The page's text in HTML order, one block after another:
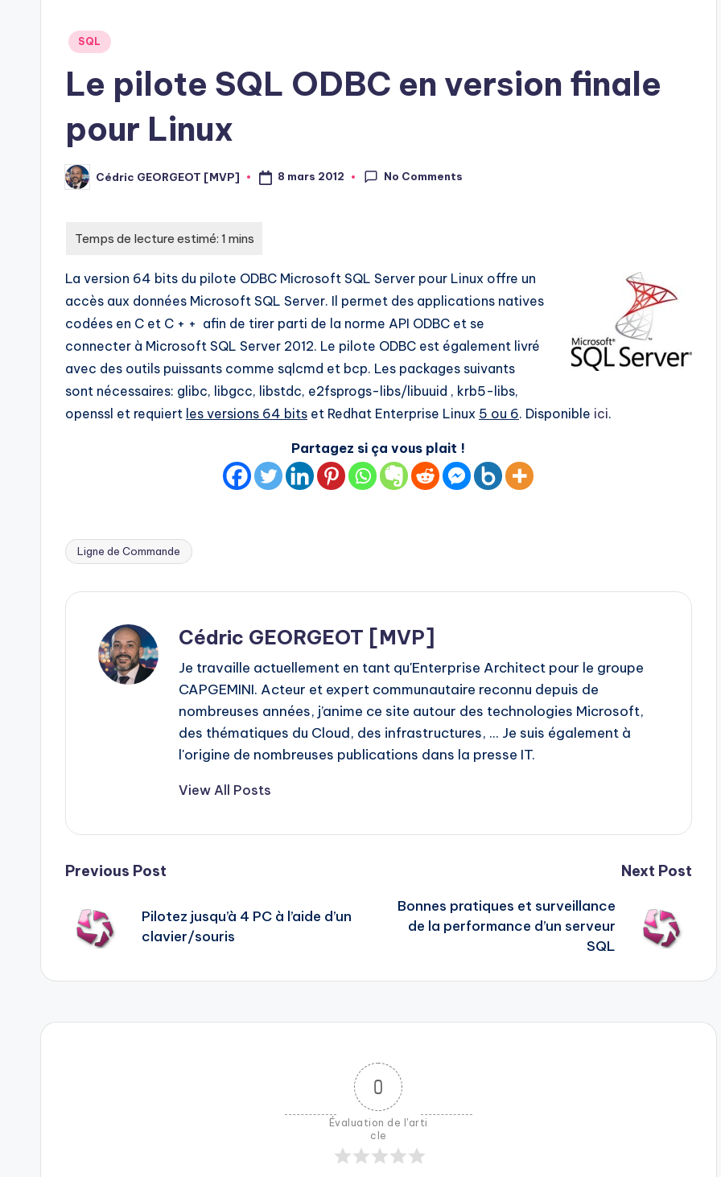
Posted
SQL
Le pilote SQL ODBC en version finale
pour Linux
Posted
by
Cédric GEORGEOT [MVP] 8 mars 2012 No Comments
La version 64 bits du pilote ODBC Microsoft SQL Server pour Linux offre un
accès aux données Microsoft SQL Server. Il permet des applications natives
codées en C et C + + afin de tirer parti de la norme API ODBC et se
connecter à Microsoft SQL Server 2012. Le pilote ODBC est également livré
avec des outils puissants comme sqlcmd et bcp. Les packages suivants
sont nécessaires: glibc, libgcc, libstdc, e2fsprogs-libs/libuuid , krb5-libs,
openssl et requiert les versions 64 bits et Redhat Enterprise Linux 5 ou 6. Disponible ici.
Partagez si ça vous plait !
Tags:
Ligne de Commande
Cédric GEORGEOT [MVP]
Je travaille actuellement en tant qu'Enterprise Architect pour le groupe
CAPGEMINI. Acteur et expert communautaire reconnu depuis de
nombreuses années, j’anime ce site autour des technologies Microsoft,
des thématiques du Cloud, des infrastructures, ... Je suis également à
l'origine de nombreuses publications dans la presse IT.
View All Posts
Post
navigation
Previous Post
Pilotez jusqu’à 4 PC à l’aide d’un
clavier/souris
Next Post
Bonnes pratiques et surveillance
de la performance d’un serveur
SQL
0
Évaluation de l'arti
cle